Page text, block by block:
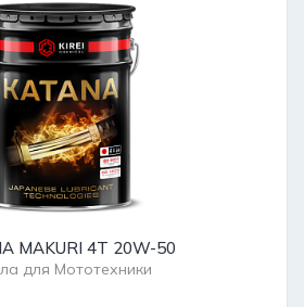
MAKURI 4T 20W-50
для Мототехники